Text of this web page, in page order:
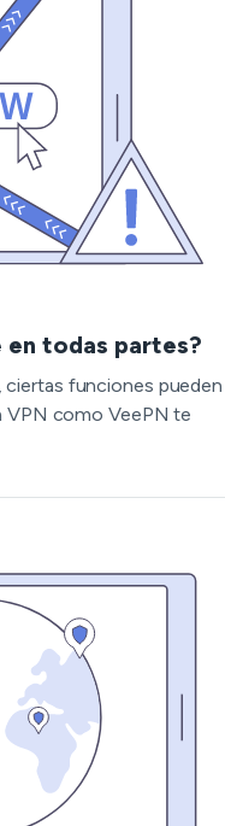
en todas partes?
funciones pueden
VPN como VeePN te